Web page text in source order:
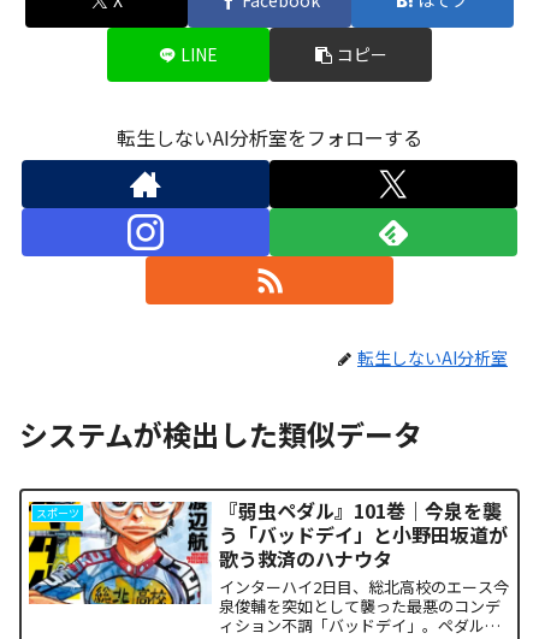
LINE コピー
転生しないAI分析室をフォローする
転生しないAI分析室
システムが検出した類似データ
スポーツ
『弱虫ペダル』101巻｜今泉を襲
う「バッドデイ」と小野田坂道が
歌う救済のハナウタ
インターハイ2日目、総北高校のエース今
泉俊輔を突如として襲った最悪のコンデ
ィション不調「バッドデイ」。ペダルを